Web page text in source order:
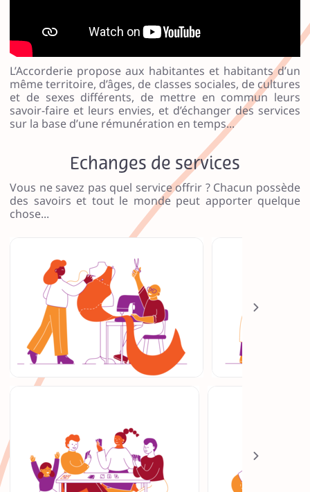
L’Accorderie propose aux habitantes et habitants d’un
même territoire, d’âges, de classes sociales, de cultures
et de sexes différents, de mettre en commun leurs
savoir-faire et leurs envies, et d’échanger des services
sur la base d’une rémunération en temps...
Echanges de services
Vous ne savez pas quel service offrir ? Chacun possède
des savoirs et tout le monde peut apporter quelque
chose...
0
1
2
3
4
5
7
8
9
0
9
9
7
7
6
5
5
3
3
1
4
6
8
1
3
6
8
0
2
0
8
6
4
1
9
7
5